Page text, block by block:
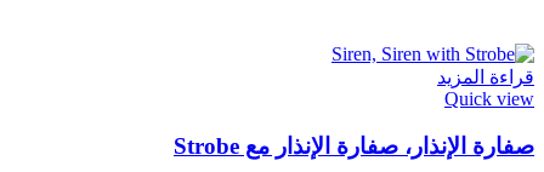
قراءة المزيد
Quick view
صفارة الإنذار، صفارة الإنذار مع Strobe